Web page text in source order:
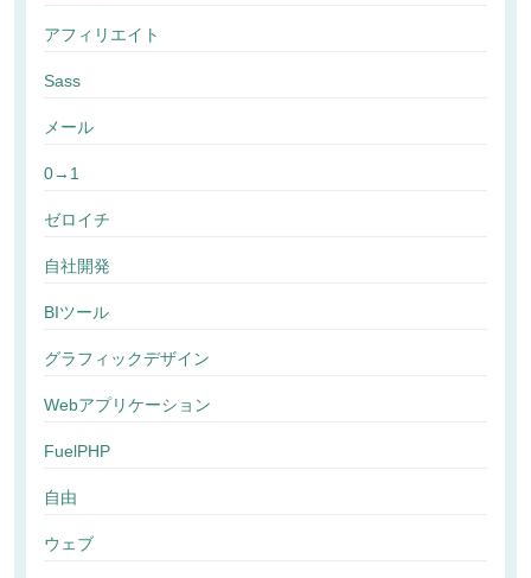
アフィリエイト
Sass
メール
0→1
ゼロイチ
自社開発
BIツール
グラフィックデザイン
Webアプリケーション
FuelPHP
自由
ウェブ